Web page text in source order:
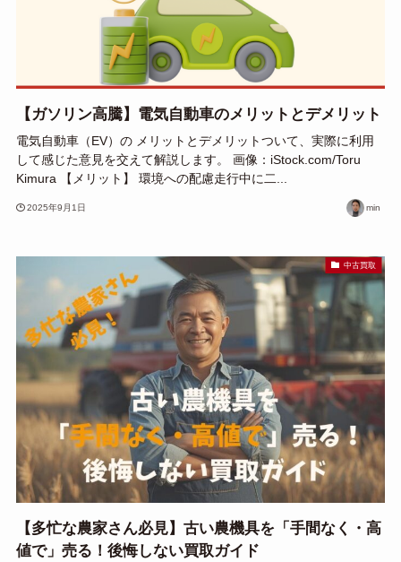
【ガソリン高騰】電気自動車のメリットとデメリット
電気自動車（EV）の メリットとデメリットついて、実際に利用
して感じた意見を交えて解説します。 画像：iStock.com/Toru
Kimura 【メリット】 環境への配慮走行中に二...
2025年9月1日 min
中古買取
【多忙な農家さん必見】古い農機具を「手間なく・高
値で」売る！後悔しない買取ガイド